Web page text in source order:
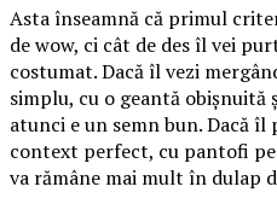
Asta înseamnă că primul
de wow, ci cât de des îl vei
costumat. Dacă îl vezi
simplu, cu o geantă obișnuită
atunci e un semn bun. Dacă
context perfect, cu pantofi
va rămâne mai mult în dulap